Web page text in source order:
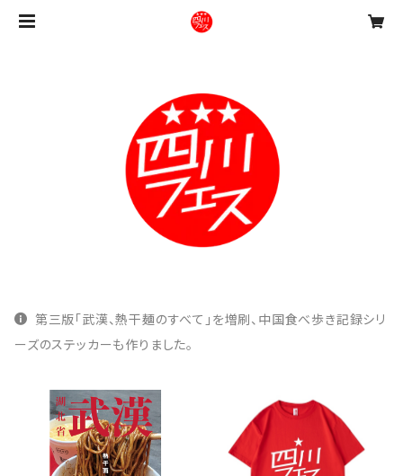
第三版「武漢、熱干麺のすべて」を増刷、中国食べ歩き記録シリ
ーズのステッカーも作りました。